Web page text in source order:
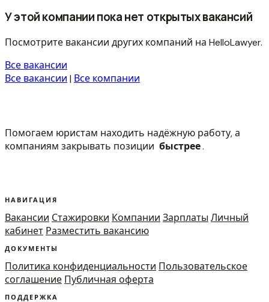
У этой компании пока нет открытых вакансий
Посмотрите вакансии других компаний на HelloLawyer.
Все вакансии
Все вакансии | Все компании
Помогаем юристам находить надёжную работу, а
компаниям закрывать позиции быстрее.
НАВИГАЦИЯ
Вакансии Стажировки Компании Зарплаты Личный
кабинет Разместить вакансию
ДОКУМЕНТЫ
Политика конфиденциальности Пользовательское
соглашение Публичная оферта
ПОДДЕРЖКА